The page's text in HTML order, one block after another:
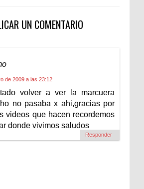
UN COMENTARIO
de 2009 a las 23:12
volver a ver la marcuera
no pasaba x ahi,gracias por
videos que hacen recordemos
donde vivimos saludos
Responder